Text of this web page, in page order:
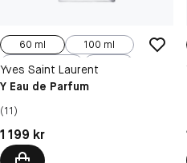
60 ml
100 ml
150 ml, Refill
Yves Saint Laurent
Y Eau de Parfum
(11)
Pris: 1 199 kr
1 199 kr